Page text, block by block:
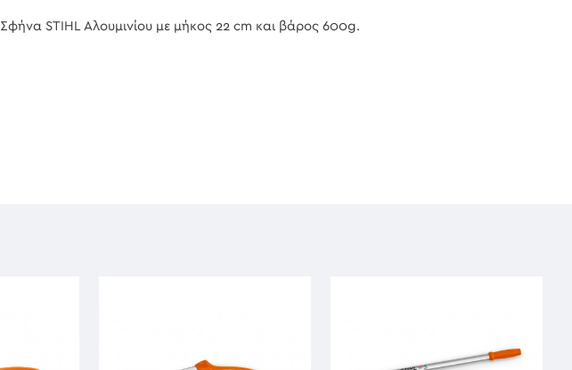
Σφήνα STIHL Αλουμινίου με μήκος 22 cm και βάρος 600g.